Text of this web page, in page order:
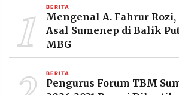
1 BERITA
Mengenal A. Fahrur Rozi,
Asal Sumenep di Balik
MBG
BERITA
Pengurus Forum TBM